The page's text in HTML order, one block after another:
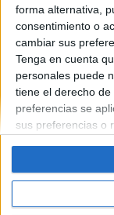
forma alternativa,
consentimiento o
cambiar sus
Tenga en cuenta
personales puede
tiene el derecho
preferencias se
sus preferencias o
"Privacidad" en la
Aviso legal|Politica
© 2003-2026
Madrid